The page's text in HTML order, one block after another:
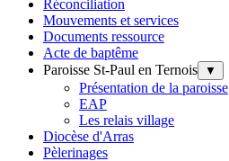
Réconciliation
Mouvements et services
Documents ressource
Acte de baptême
Paroisse St-Paul en Ternois
▼
Présentation de la paroisse
EAP
Les relais village
Diocèse d'Arras
Pèlerinages